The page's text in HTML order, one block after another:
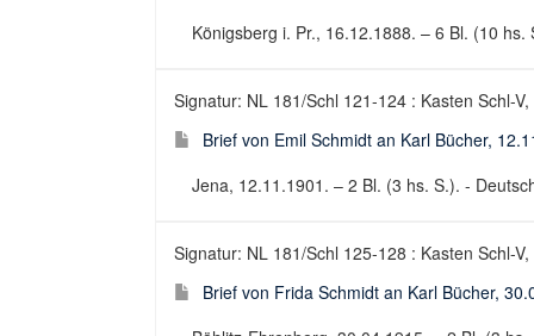
Königsberg i. Pr., 16.12.1888. – 6 Bl. (10
Signatur: NL 181/Schl 121-124 : Kasten Schl-
Brief von Emil Schmidt an Karl Bücher,
Jena, 12.11.1901. – 2 Bl. (3 hs. S.). -
Signatur: NL 181/Schl 125-128 : Kasten Schl-
Brief von Frida Schmidt an Karl Bücher,